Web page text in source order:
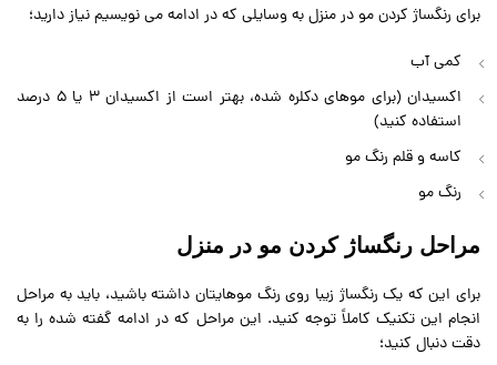
برای رنگساژ کردن مو در منزل به وسایلی که در ادامه می نویسیم نیاز دارید؛
کمی آب
اکسیدان (برای موهای دکلره شده، بهتر است از اکسیدان 3 یا 5 درصد
استفاده کنید)
کاسه و قلم رنگ مو
رنگ مو
مراحل رنگساژ کردن مو در منزل
برای این که یک رنگساژ زیبا روی رنگ موهایتان داشته باشید، باید به مراحل
انجام این تکنیک کاملاً توجه کنید. این مراحل که در ادامه گفته شده را به
دقت دنبال کنید؛